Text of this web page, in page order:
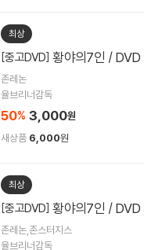
최상
[중고DVD] 황야의7인 / DVD
존레논
율브리너감독
50% 3,000원
새상품 6,000원
최상
[중고DVD] 황야의7인 / DVD
존레논,존스터지스
율브리너감독